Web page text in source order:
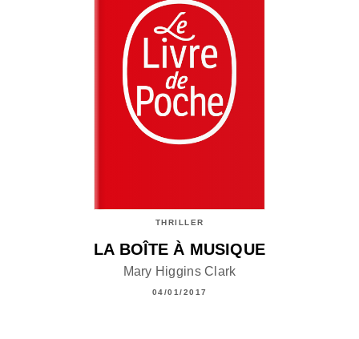
THRILLER
LA BOÎTE À MUSIQUE
Mary Higgins Clark
04/01/2017